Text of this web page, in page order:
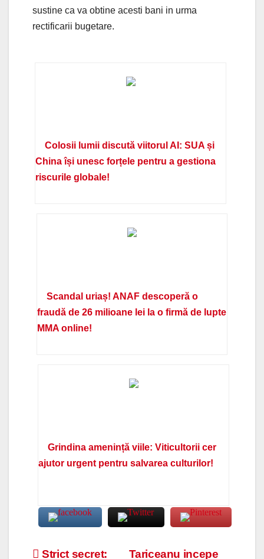
sustine ca va obtine acesti bani in urma
rectificarii bugetare.
Colosii lumii discută viitorul AI: SUA și
China își unesc forțele pentru a gestiona
riscurile globale!
Scandal uriaș! ANAF descoperă o
fraudă de 26 milioane lei la o firmă de lupte
MMA online!
Grindina amenință viile: Viticultorii cer
ajutor urgent pentru salvarea culturilor!
Tariceanu incepe
Strict secret: